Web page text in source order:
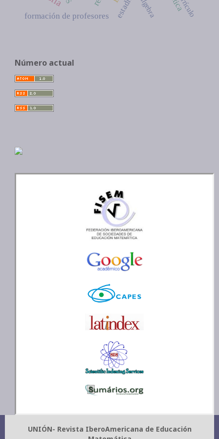
formación de profesores álgebra
Número actual
UNIÓN- Revista IberoAmericana de Educación